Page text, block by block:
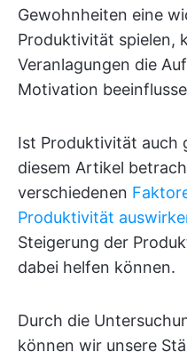
Gewohnheiten eine
Produktivität spielen,
Veranlagungen die
Motivation
Ist Produktivität auch
diesem Artikel
verschiedenen
Produktivität
Steigerung der
dabei helfen können.
Durch die
können wir unsere